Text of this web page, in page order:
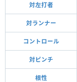
対左打者
対ランナー
コントロール
対ピンチ
根性